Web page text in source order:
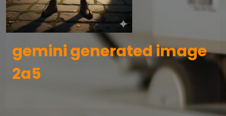
gemini generated image
2a5